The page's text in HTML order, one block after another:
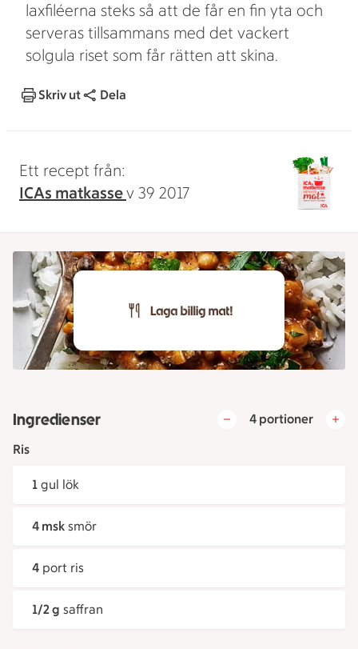
laxfiléerna steks så att de får en fin yta och
serveras tillsammans med det vackert
solgula riset som får rätten att skina.
Skriv ut Dela
Ett recept från:
ICAs matkassev 39 2017
Ingredienser
4 portioner
Ris
1 gul lök
4 msk smör
4 port ris
1/2 g saffran